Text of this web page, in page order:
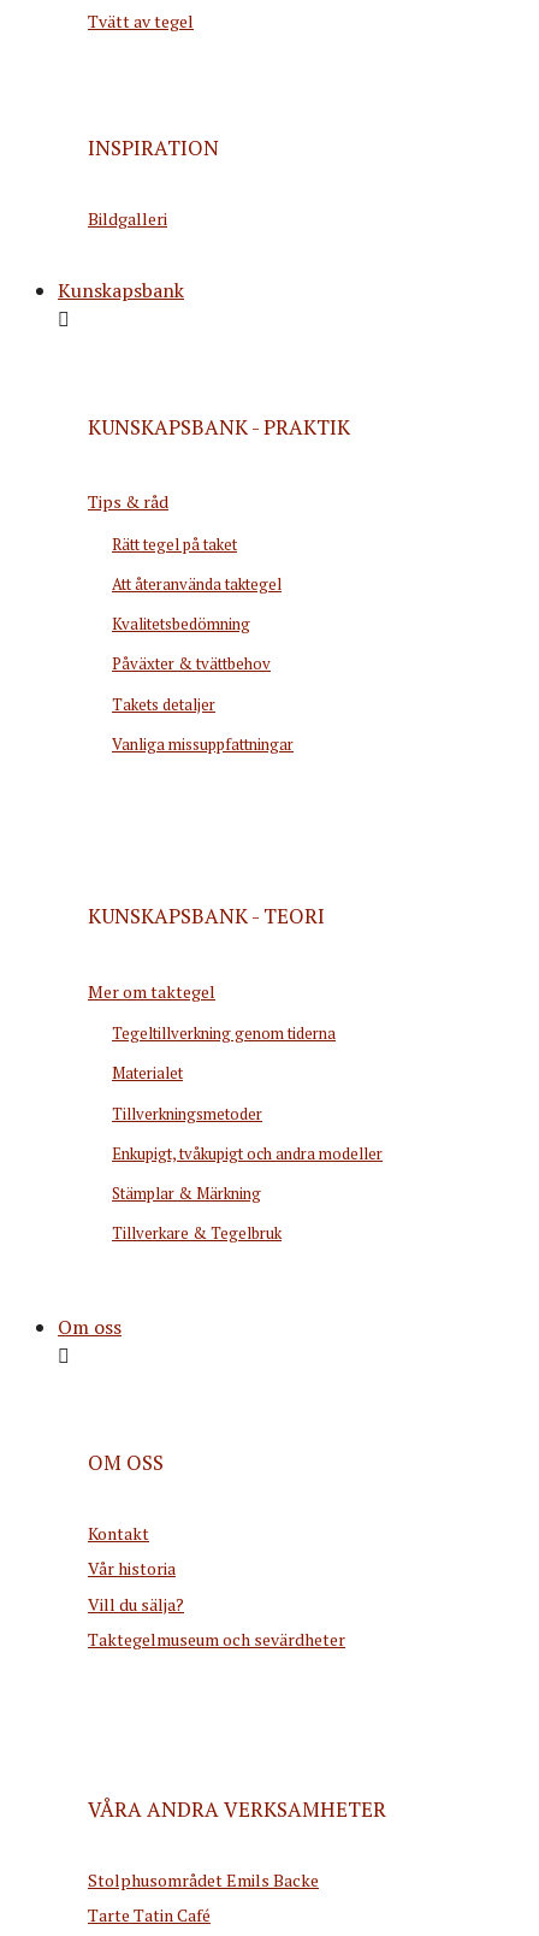
Tvätt av tegel
INSPIRATION
Bildgalleri
Kunskapsbank
KUNSKAPSBANK - PRAKTIK
Tips & råd
Rätt tegel på taket
Att återanvända taktegel
Kvalitetsbedömning
Påväxter & tvättbehov
Takets detaljer
Vanliga missuppfattningar
KUNSKAPSBANK - TEORI
Mer om taktegel
Tegeltillverkning genom tiderna
Materialet
Tillverkningsmetoder
Enkupigt, tvåkupigt och andra modeller
Stämplar & Märkning
Tillverkare & Tegelbruk
Om oss
OM OSS
Kontakt
Vår historia
Vill du sälja?
Taktegelmuseum och sevärdheter
VÅRA ANDRA VERKSAMHETER
Stolphusområdet Emils Backe
Tarte Tatin Café